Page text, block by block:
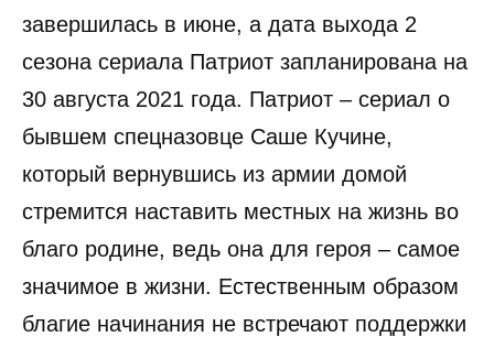
завершилась в июне, а дата выхода 2
сезона сериала Патриот запланирована на
30 августа 2021 года. Патриот – сериал о
бывшем спецназовце Саше Кучине,
который вернувшись из армии домой
стремится наставить местных на жизнь во
благо родине, ведь она для героя – самое
значимое в жизни. Естественным образом
благие начинания не встречают поддержки